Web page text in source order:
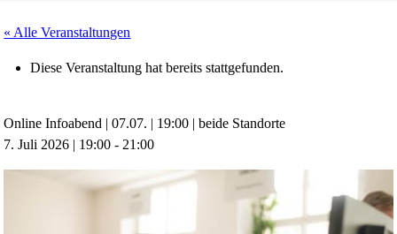
« Alle Veranstaltungen
Diese Veranstaltung hat bereits stattgefunden.
Online Infoabend | 07.07. | 19:00 | beide Standorte
7. Juli 2026 | 19:00 - 21:00